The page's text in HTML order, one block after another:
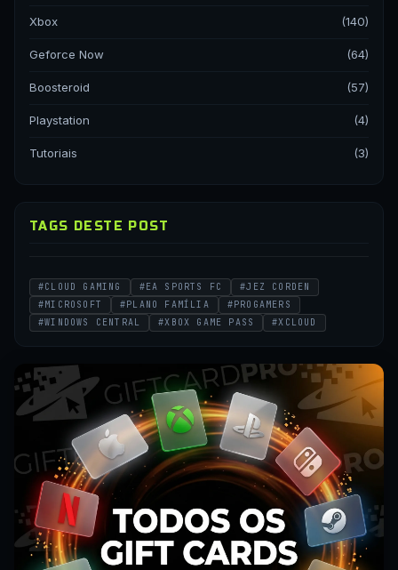
Xbox (140)
Geforce Now (64)
Boosteroid (57)
Playstation (4)
Tutoriais (3)
TAGS DESTE POST
#CLOUD GAMING #EA SPORTS FC
#JEZ CORDEN
#MICROSOFT
#PLANO FAMÍLIA
#PROGAMERS
#WINDOWS CENTRAL
#XBOX GAME PASS #XCLOUD